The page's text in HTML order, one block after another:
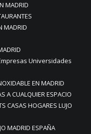
MADRID
MADRID
Universidades
EN MADRID
A CUALQUIER ESPACIO
CASAS HOGARES LUJO
MADRID ESPAÑA